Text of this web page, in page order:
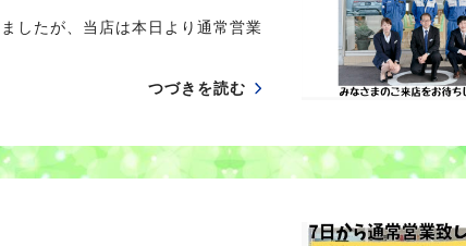
たが、当店は本日より通常営業
つづきを読む